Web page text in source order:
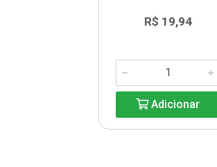
R$ 19,94
Adicionar